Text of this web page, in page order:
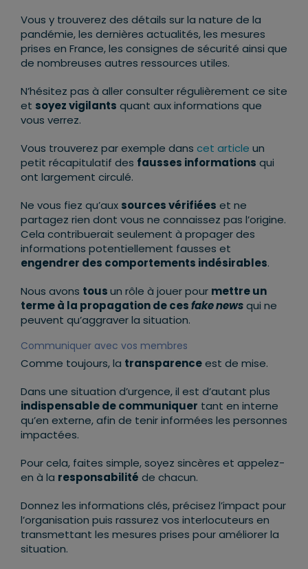
Vous y trouverez des détails sur la nature de la
pandémie, les dernières actualités, les mesures
prises en France, les consignes de sécurité ainsi que
de nombreuses autres ressources utiles.
N’hésitez pas à aller consulter régulièrement ce site
et soyez vigilants quant aux informations que
vous verrez.
Vous trouverez par exemple dans cet article un
petit récapitulatif des fausses informations qui
ont largement circulé.
Ne vous fiez qu’aux sources vérifiées et ne
partagez rien dont vous ne connaissez pas l’origine.
Cela contribuerait seulement à propager des
informations potentiellement fausses et
engendrer des comportements indésirables.
Nous avons tousun rôle à jouer pour mettre un
terme à la propagation de cesfake newsqui ne
peuvent qu’aggraver la situation.
Communiquer avec vos membres
Comme toujours, la transparenceest de mise.
Dans une situation d’urgence, il est d’autant plus
indispensable de communiquer tant en interne
qu’en externe, afin de tenir informées les personnes
impactées.
Pour cela, faites simple, soyez sincères et appelez-
en à la responsabilité de chacun.
Donnez les informations clés, précisez l’impact pour
l’organisation puis rassurez vos interlocuteurs en
transmettant les mesures prises pour améliorer la
situation.